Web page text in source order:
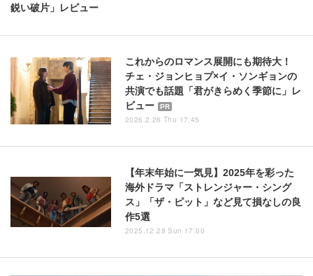
鋭い破片」レビュー
これからのロマンス展開にも期待大！
チェ・ジョンヒョプ×イ・ソンギョンの
共演でも話題「君がきらめく季節に」レ
ビュー
PR
2026.2.26 Thu 17:45
【年末年始に一気見】2025年を彩った
海外ドラマ「ストレンジャー・シング
ス」「ザ・ピット」など見て損なしの良
作5選
2025.12.28 Sun 17:00